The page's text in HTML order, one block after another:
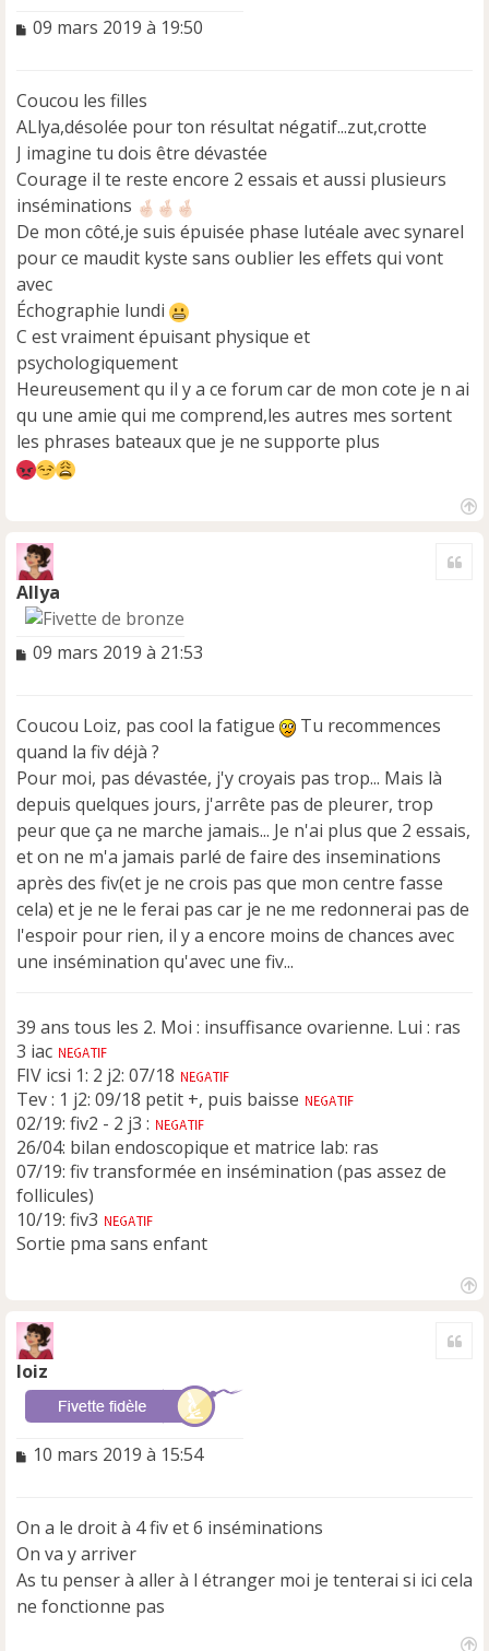
M
a
g
e
n
o
n
l
u
09 mars 2019 à 19:50
Coucou les filles
ALlya,désolée pour ton résultat négatif...zut,crotte
J imagine tu dois être dévastée
Courage il te reste encore 2 essais et aussi plusieurs
inséminations
De mon côté,je suis épuisée phase lutéale avec synarel
pour ce maudit kyste sans oublier les effets qui vont
avec
Échographie lundi
C est vraiment épuisant physique et
psychologiquement
Heureusement qu il y a ce forum car de mon cote je n ai
qu une amie qui me comprend,les autres mes sortent
les phrases bateaux que je ne supporte plus
Allya
M
a
g
e
n
o
n
l
u
09 mars 2019 à 21:53
Coucou Loiz, pas cool la fatigue
Tu recommences
quand la fiv déjà ?
Pour moi, pas dévastée, j'y croyais pas trop... Mais là
depuis quelques jours, j'arrête pas de pleurer, trop
peur que ça ne marche jamais... Je n'ai plus que 2 essais,
et on ne m'a jamais parlé de faire des inseminations
après des fiv(et je ne crois pas que mon centre fasse
cela) et je ne le ferai pas car je ne me redonnerai pas de
l'espoir pour rien, il y a encore moins de chances avec
une insémination qu'avec une fiv...
39 ans tous les 2. Moi : insuffisance ovarienne. Lui : ras
3 iac
FIV icsi 1: 2 j2: 07/18
Tev : 1 j2: 09/18 petit +, puis baisse
02/19: fiv2 - 2 j3 :
26/04: bilan endoscopique et matrice lab: ras
07/19: fiv transformée en insémination (pas assez de
follicules)
10/19: fiv3
Sortie pma sans enfant
loiz
M
a
g
e
n
o
10 mars 2019 à 15:54
On a le droit à 4 fiv et 6 inséminations
On va y arriver
As tu penser à aller à l étranger moi je tenterai si ici cela
ne fonctionne pas